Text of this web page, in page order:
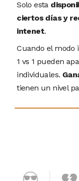
Solo esta
ciertos días y
intenet.
Cuando el modo
1 vs 1 pueden
individuales.
tienen un nivel